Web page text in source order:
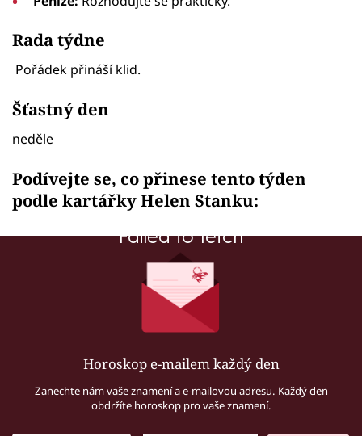
Rada týdne
Pořádek přináší klid.
Šťastný den
neděle
Podívejte se, co přinese tento týden
podle kartářky Helen Stanku:
Failed to fetch
Horoskop e-mailem každý den
Zanechte nám vaše znamení a e-mailovou adresu. Každý den
obdržíte horoskop pro vaše znamení.